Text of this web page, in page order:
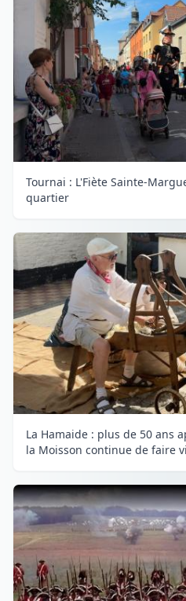
Tournai : L'Fiète Sainte-
quartier
La Hamaide : plus de 50 ans
la Moisson continue de faire